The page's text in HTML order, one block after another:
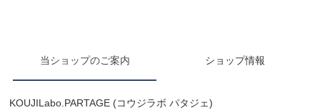
当ショップのご案内 ショップ情報
KOUJILabo.PARTAGE (コウジラボ パタジェ)